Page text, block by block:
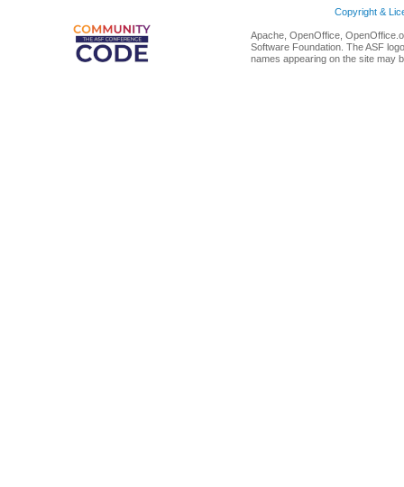
Copyright &
Apache, OpenOffice,
Software Foundation. The ASF
names appearing on the site may